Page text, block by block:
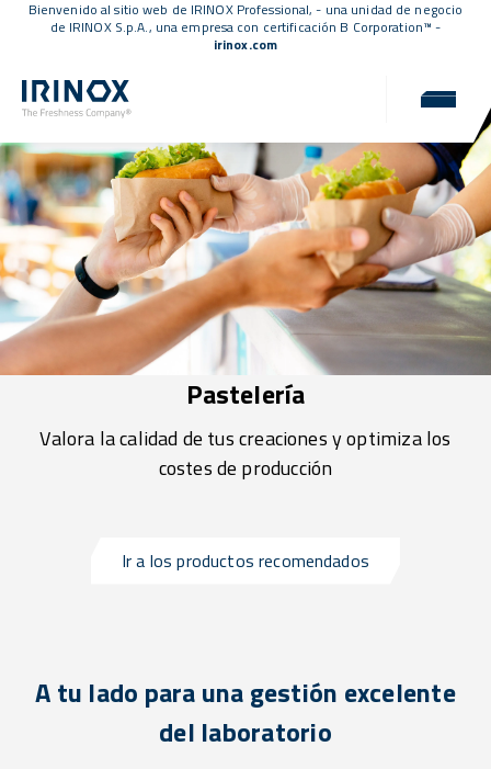
Bienvenido al sitio web de IRINOX Professional, - una unidad de negocio
de IRINOX S.p.A., una empresa con certificación B Corporation™ -
irinox.com
Pastelería
Valora la calidad de tus creaciones y optimiza los
costes de producción
Ir a los productos recomendados
A tu lado para una gestión excelente
del laboratorio